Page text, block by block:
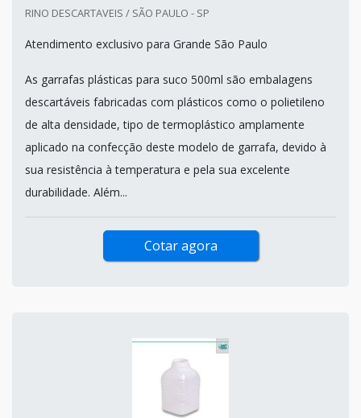
RINO DESCARTAVEIS / SÃO PAULO - SP
Atendimento exclusivo para Grande São Paulo
As garrafas plásticas para suco 500ml são embalagens
descartáveis fabricadas com plásticos como o polietileno
de alta densidade, tipo de termoplástico amplamente
aplicado na confecção deste modelo de garrafa, devido à
sua resistência à temperatura e pela sua excelente
durabilidade. Além...
Cotar agora